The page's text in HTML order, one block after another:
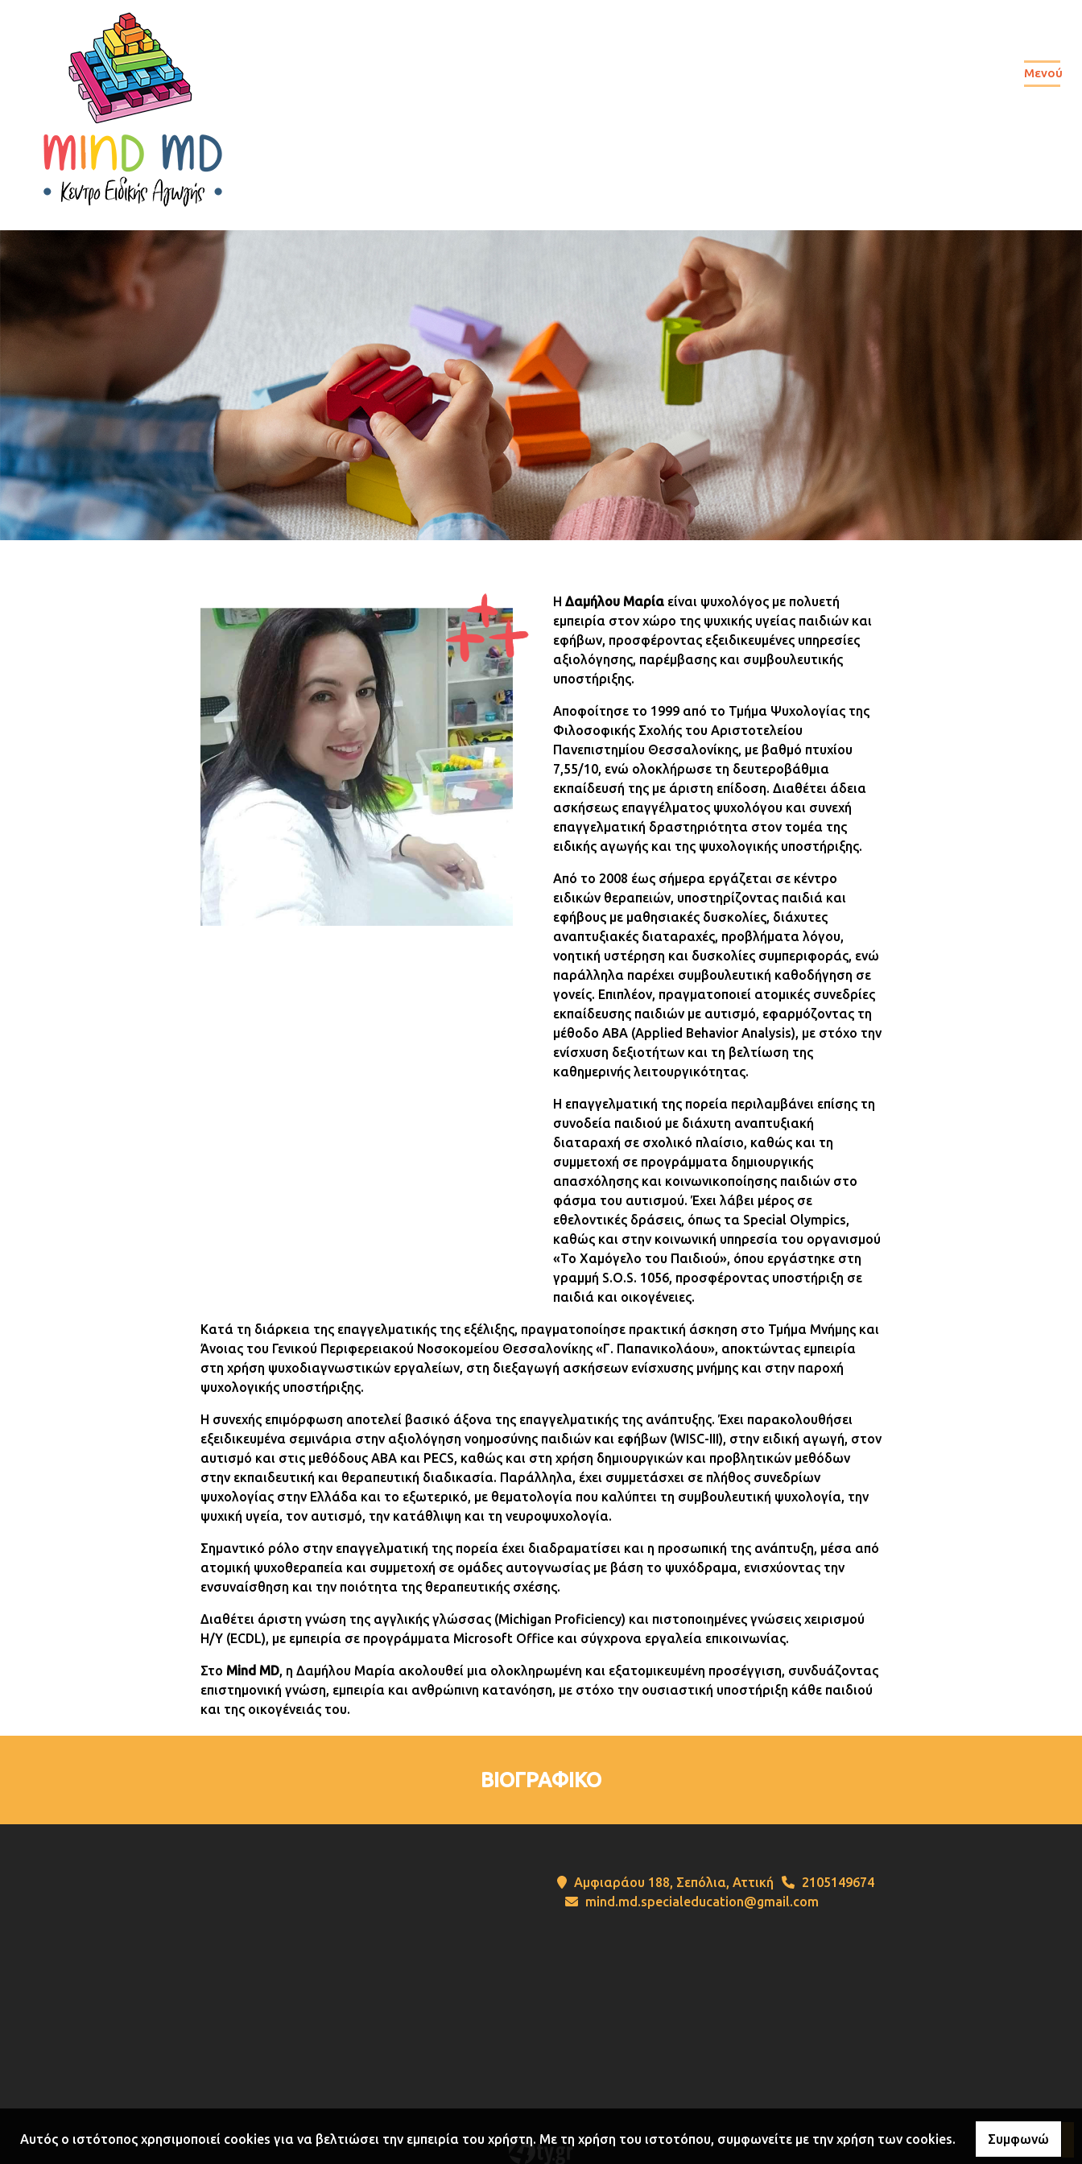
Μενού
Η Δαμήλου Μαρία είναι ψυχολόγος με πολυετή
εμπειρία στον χώρο της ψυχικής υγείας παιδιών και
εφήβων, προσφέροντας εξειδικευμένες υπηρεσίες
αξιολόγησης, παρέμβασης και συμβουλευτικής
υποστήριξης.
Αποφοίτησε το 1999 από το Τμήμα Ψυχολογίας της
Φιλοσοφικής Σχολής του Αριστοτελείου
Πανεπιστημίου Θεσσαλονίκης, με βαθμό πτυχίου
7,55/10, ενώ ολοκλήρωσε τη δευτεροβάθμια
εκπαίδευσή της με άριστη επίδοση. Διαθέτει άδεια
ασκήσεως επαγγέλματος ψυχολόγου και συνεχή
επαγγελματική δραστηριότητα στον τομέα της
ειδικής αγωγής και της ψυχολογικής υποστήριξης.
Από το 2008 έως σήμερα εργάζεται σε κέντρο
ειδικών θεραπειών, υποστηρίζοντας παιδιά και
εφήβους με μαθησιακές δυσκολίες, διάχυτες
αναπτυξιακές διαταραχές, προβλήματα λόγου,
νοητική υστέρηση και δυσκολίες συμπεριφοράς, ενώ
παράλληλα παρέχει συμβουλευτική καθοδήγηση σε
γονείς. Επιπλέον, πραγματοποιεί ατομικές συνεδρίες
εκπαίδευσης παιδιών με αυτισμό, εφαρμόζοντας τη
μέθοδο ΑΒΑ (Applied Behavior Analysis), με στόχο την
ενίσχυση δεξιοτήτων και τη βελτίωση της
καθημερινής λειτουργικότητας.
Η επαγγελματική της πορεία περιλαμβάνει επίσης τη
συνοδεία παιδιού με διάχυτη αναπτυξιακή
διαταραχή σε σχολικό πλαίσιο, καθώς και τη
συμμετοχή σε προγράμματα δημιουργικής
απασχόλησης και κοινωνικοποίησης παιδιών στο
φάσμα του αυτισμού. Έχει λάβει μέρος σε
εθελοντικές δράσεις, όπως τα Special Olympics,
καθώς και στην κοινωνική υπηρεσία του οργανισμού
«Το Χαμόγελο του Παιδιού», όπου εργάστηκε στη
γραμμή S.O.S. 1056, προσφέροντας υποστήριξη σε
παιδιά και οικογένειες.
Κατά τη διάρκεια της επαγγελματικής της εξέλιξης, πραγματοποίησε πρακτική άσκηση στο Τμήμα Μνήμης και
Άνοιας του Γενικού Περιφερειακού Νοσοκομείου Θεσσαλονίκης «Γ. Παπανικολάου», αποκτώντας εμπειρία
στη χρήση ψυχοδιαγνωστικών εργαλείων, στη διεξαγωγή ασκήσεων ενίσχυσης μνήμης και στην παροχή
ψυχολογικής υποστήριξης.
Η συνεχής επιμόρφωση αποτελεί βασικό άξονα της επαγγελματικής της ανάπτυξης. Έχει παρακολουθήσει
εξειδικευμένα σεμινάρια στην αξιολόγηση νοημοσύνης παιδιών και εφήβων (WISC-III), στην ειδική αγωγή, στον
αυτισμό και στις μεθόδους ΑΒΑ και PECS, καθώς και στη χρήση δημιουργικών και προβλητικών μεθόδων
στην εκπαιδευτική και θεραπευτική διαδικασία. Παράλληλα, έχει συμμετάσχει σε πλήθος συνεδρίων
ψυχολογίας στην Ελλάδα και το εξωτερικό, με θεματολογία που καλύπτει τη συμβουλευτική ψυχολογία, την
ψυχική υγεία, τον αυτισμό, την κατάθλιψη και τη νευροψυχολογία.
Σημαντικό ρόλο στην επαγγελματική της πορεία έχει διαδραματίσει και η προσωπική της ανάπτυξη, μέσα από
ατομική ψυχοθεραπεία και συμμετοχή σε ομάδες αυτογνωσίας με βάση το ψυχόδραμα, ενισχύοντας την
ενσυναίσθηση και την ποιότητα της θεραπευτικής σχέσης.
Διαθέτει άριστη γνώση της αγγλικής γλώσσας (Michigan Proficiency) και πιστοποιημένες γνώσεις χειρισμού
Η/Υ (ECDL), με εμπειρία σε προγράμματα Microsoft Office και σύγχρονα εργαλεία επικοινωνίας.
Στο Mind MD, η Δαμήλου Μαρία ακολουθεί μια ολοκληρωμένη και εξατομικευμένη προσέγγιση, συνδυάζοντας
επιστημονική γνώση, εμπειρία και ανθρώπινη κατανόηση, με στόχο την ουσιαστική υποστήριξη κάθε παιδιού
και της οικογένειάς του.
ΒΙΟΓΡΑΦΙΚΟ
2105149674
Αμφιαράου 188, Σεπόλια, Αττική
mind.md.specialeducation@gmail.com
Αυτός ο ιστότοπος χρησιμοποιεί cookies για να βελτιώσει την εμπειρία του χρήστη. Με τη χρήση του ιστοτόπου, συμφωνείτε με την χρήση των cookies. Συμφωνώ